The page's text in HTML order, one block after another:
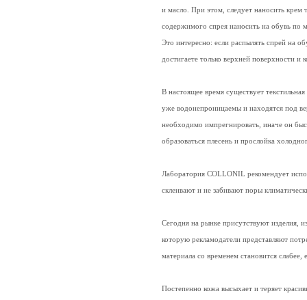
и масло. При этом, следует наносить крем
содержимого спрея наносить на обувь по
Это интересно: если распылять спрей на
достигаете только верхней поверхности
В настоящее время существует
уже водонепроницаемы и находятся под
необходимо импрегнировать, иначе он
образоваться плесень и прослойка
Лаборатория COLLONIL рекомендует
склеивают и не забивают поры
Сегодня на рынке присутствуют изделия,
которую рекламодатели представляют
материала со временем становится
Постепенно кожа высыхает и теряет